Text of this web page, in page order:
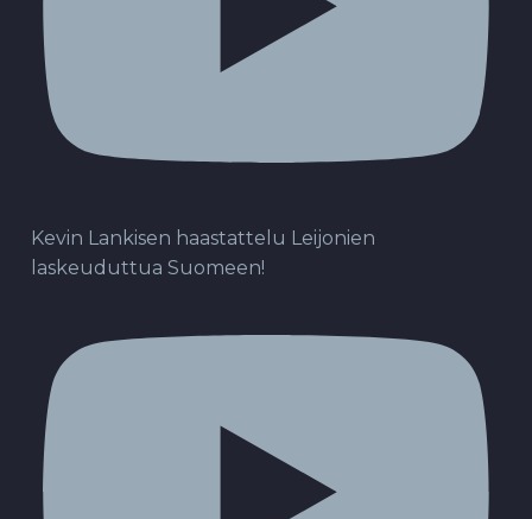
Kevin Lankisen haastattelu Leijonien
laskeuduttua Suomeen!